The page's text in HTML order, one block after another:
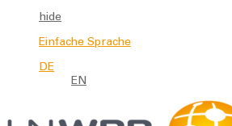
hide
Einfache Sprache
DE
EN